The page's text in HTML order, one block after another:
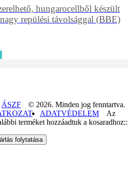
hungarocellből készült
repülési távolsággal (BBE)
ÁSZF
ADATVÉDELEM
© 2026. Minden jog fenntartva.
Az
terméket hozzáadtuk a kosaradhoz::
folytatása